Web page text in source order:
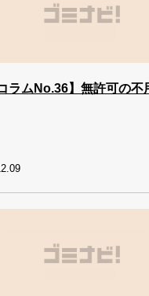
ラムNo.36】無許可の不